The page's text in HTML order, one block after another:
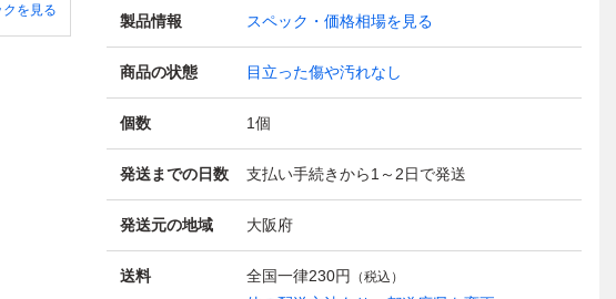
クを見る
製品情報 スペック・価格相場を見る
商品の状態 目立った傷や汚れなし
個数 1個
発送までの日数 支払い手続きから1～2日で発送
発送元の地域 大阪府
送料 全国一律230円 （税込）